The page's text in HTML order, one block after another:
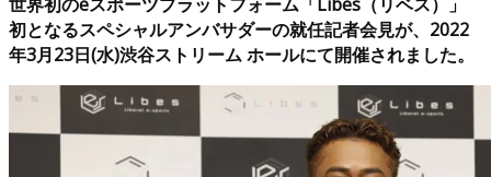
初となるスペシャルアンバサダーの就任記者会見が、2022
年3月23日(水)渋谷ストリーム ホールにて開催されました。